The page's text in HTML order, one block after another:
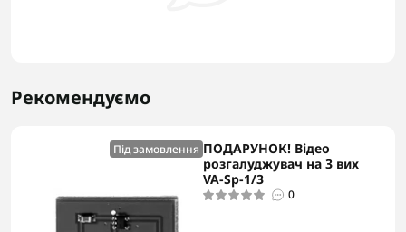
Рекомендуємо
Під замовлення ПОДАРУНОК! Відео
розгалуджувач на 3 вих
VA-Sp-1/3
0